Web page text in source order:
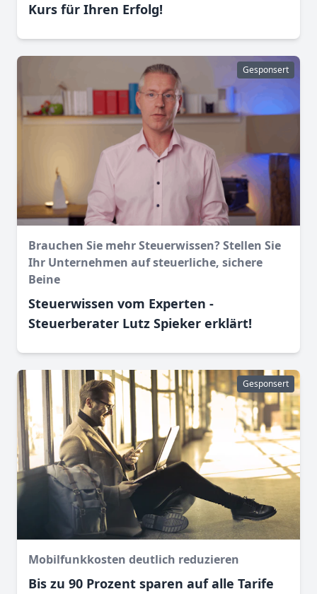
Kurs für Ihren Erfolg!
Gesponsert
Brauchen Sie mehr Steuerwissen? Stellen Sie
Ihr Unternehmen auf steuerliche, sichere
Beine
Steuerwissen vom Experten -
Steuerberater Lutz Spieker erklärt!
Gesponsert
Mobilfunkkosten deutlich reduzieren
Bis zu 90 Prozent sparen auf alle Tarife